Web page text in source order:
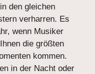
den gleichen
verharren. Es
wenn Musiker
die größten
kommen.
in der Nacht oder